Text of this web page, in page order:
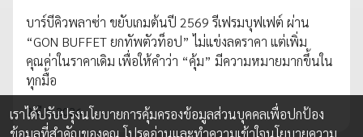
บาร์บีคิวพลาซ่า ขยับเกมต้นปี 2569 รีเฟรมบุฟเฟต์ ผ่าน
“GON BUFFET ยกทัพตัวท็อป” ไม่แข่งลดราคา แต่เพิ่ม
คุณค่าในราคาเดิม เพื่อให้คำว่า “คุ้ม” มีความหมายมากขึ้นใน
ทุกมื้อ
2 มี.ค. 2026
เราได้ปรับปรุงนโยบายการคุ้มครองข้อมูลส่วนบุคคลเพื่อปกป้อง
ข้อมูลที่สำคัญของคุณ โปรดอ่านและทำความเข้าใจนโยบายความ